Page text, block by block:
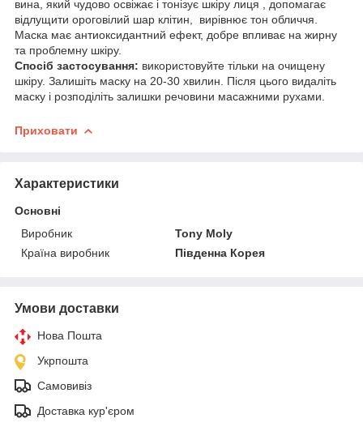
вина, який чудово освіжає і тонізує шкіру лиця , допомагає
відлущити ороговілий шар клітин, вирівнює тон обличчя.
Маска має антиоксидантний ефект, добре впливає на жирну
та проблемну шкіру.
Спосіб застосування: використовуйте тільки на очищену
шкіру. Залишіть маску на 20-30 хвилин. Після цього видаліть
маску і розподіліть залишки речовини масажними рухами.
Приховати
Характеристики
Основні
Виробник
Tony Moly
Країна виробник
Південна Корея
Умови доставки
Нова Пошта
Укрпошта
Самовивіз
Доставка кур'єром